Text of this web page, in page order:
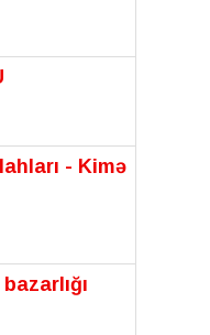
- Kimə